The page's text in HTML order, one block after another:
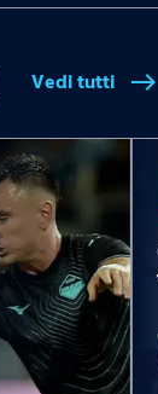
Vedi tutti east